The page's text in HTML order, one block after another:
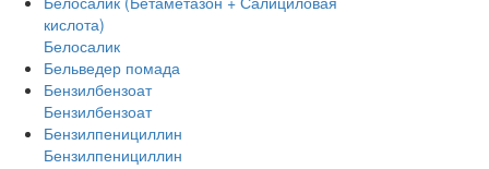
кислота)
Белосалик
Бельведер помада
Бензилбензоат
Бензилбензоат
Бензилпенициллин
Бензилпенициллин